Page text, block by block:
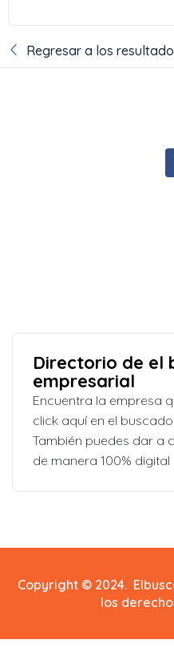
Regresar a los
Directorio de el
empresarial
Encuentra la empresa
click aquí en el
También puedes dar a
de manera 100% digital
Copyright © 2024.
los